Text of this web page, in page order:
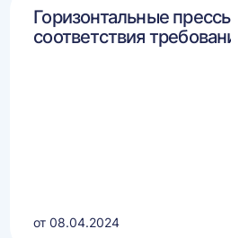
Горизонтальные
соответствия
от 08.04.2024